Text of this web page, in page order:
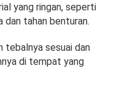
yang ringan, seperti
dan tahan benturan.
tebalnya sesuai dan
di tempat yang